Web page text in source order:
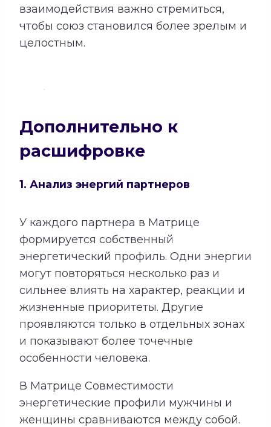
взаимодействия важно стремиться,
чтобы союз становился более зрелым и
целостным.
Дополнительно к
расшифровке
1. Анализ энергий партнеров
У каждого партнера в Матрице
формируется собственный
энергетический профиль. Одни энергии
могут повторяться несколько раз и
сильнее влиять на характер, реакции и
жизненные приоритеты. Другие
проявляются только в отдельных зонах
и показывают более точечные
особенности человека.
В Матрице Совместимости
энергетические профили мужчины и
женщины сравниваются между собой.